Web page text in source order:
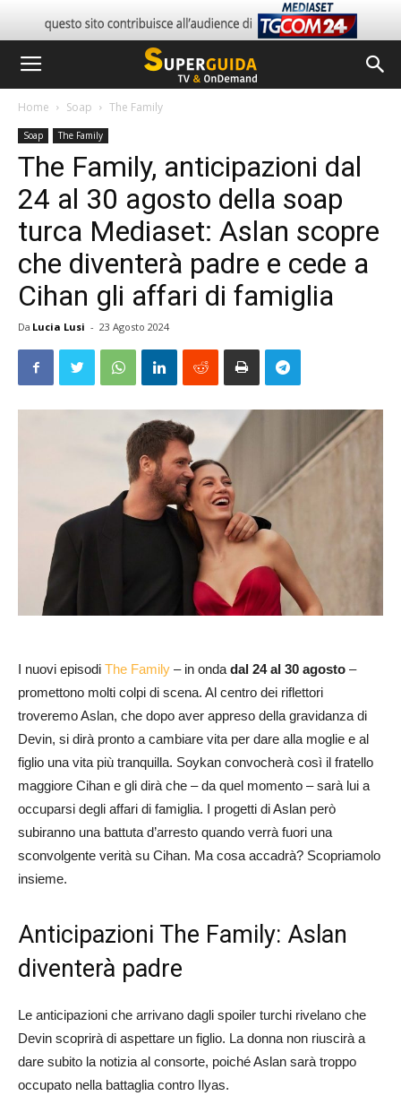
Home Soap The Family
Soap The Family
The Family, anticipazioni dal
24 al 30 agosto della soap
turca Mediaset: Aslan scopre
che diventerà padre e cede a
Cihan gli affari di famiglia
Da Lucia Lusi - 23 Agosto 2024
I nuovi episodi The Family – in onda dal 24 al 30 agosto –
promettono molti colpi di scena. Al centro dei riflettori
troveremo Aslan, che dopo aver appreso della gravidanza di
Devin, si dirà pronto a cambiare vita per dare alla moglie e al
figlio una vita più tranquilla. Soykan convocherà così il fratello
maggiore Cihan e gli dirà che – da quel momento – sarà lui a
occuparsi degli affari di famiglia. I progetti di Aslan però
subiranno una battuta d’arresto quando verrà fuori una
sconvolgente verità su Cihan. Ma cosa accadrà? Scopriamolo
insieme.
Anticipazioni The Family: Aslan
diventerà padre
Le anticipazioni che arrivano dagli spoiler turchi rivelano che
Devin scoprirà di aspettare un figlio. La donna non riuscirà a
dare subito la notizia al consorte, poiché Aslan sarà troppo
occupato nella battaglia contro Ilyas.